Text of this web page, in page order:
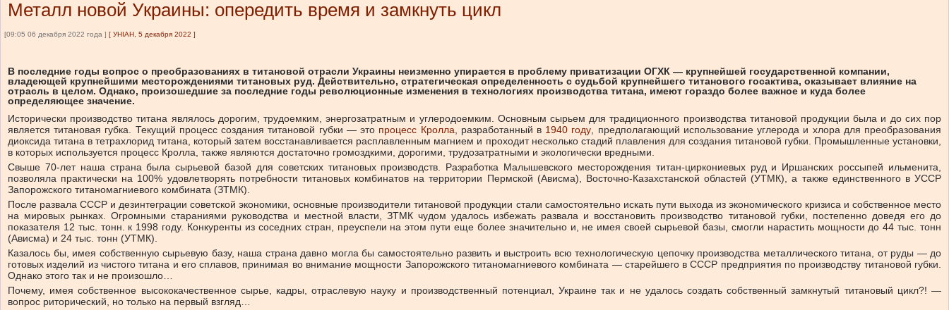
Металл новой Украины: опередить время и замкнуть цикл
[09:05 06 декабря 2022 года ] [ УНІАН, 5 декабря 2022 ]
В последние годы вопрос о преобразованиях в титановой отрасли Украины неизменно упирается в проблему приватизации ОГХК — крупнейшей государственной компании,
владеющей крупнейшими месторождениями титановых руд. Действительно, стратегическая определенность с судьбой крупнейшего титанового госактива, оказывает влияние на
отрасль в целом. Однако, произошедшие за последние годы революционные изменения в технологиях производства титана, имеют гораздо более важное и куда более
определяющее значение.
Исторически производство титана являлось дорогим, трудоемким, энергозатратным и углеродоемким. Основным сырьем для традиционного производства титановой продукции была и до сих пор
является титановая губка. Текущий процесс создания титановой губки — это процесс Кролла , разработанный в 1940 году , предполагающий использование углерода и хлора для преобразования
диоксида титана в тетрахлорид титана, который затем восстанавливается расплавленным магнием и проходит несколько стадий плавления для создания титановой губки. Промышленные установки,
в которых используется процесс Кролла, также являются достаточно громоздкими, дорогими, трудозатратными и экологически вредными.
Свыше 70-лет наша страна была сырьевой базой для советских титановых производств. Разработка Малышевского месторождения титан-циркониевых руд и Иршанских россыпей ильменита,
позволяла практически на 100% удовлетворять потребности титановых комбинатов на территории Пермской (Ависма), Восточно-Казахстанской областей (УТМК), а также единственного в УССР
Запорожского титаномагниевого комбината (ЗТМК).
После развала СССР и дезинтеграции советской экономики, основные производители титановой продукции стали самостоятельно искать пути выхода из экономического кризиса и собственное место
на мировых рынках. Огромными стараниями руководства и местной власти, ЗТМК чудом удалось избежать развала и восстановить производство титановой губки, постепенно доведя его до
показателя 12 тыс. тонн. к 1998 году. Конкуренты из соседних стран, преуспели на этом пути еще более значительно и, не имея своей сырьевой базы, смогли нарастить мощности до 44 тыс. тонн
(Ависма) и 24 тыс. тонн (УТМК).
Казалось бы, имея собственную сырьевую базу, наша страна давно могла бы самостоятельно развить и выстроить всю технологическую цепочку производства металлического титана, от руды — до
готовых изделий из чистого титана и его сплавов, принимая во внимание мощности Запорожского титаномагниевого комбината — старейшего в СССР предприятия по производству титановой губки.
Однако этого так и не произошло…
Почему, имея собственное высококачественное сырье, кадры, отраслевую науку и производственный потенциал, Украине так и не удалось создать собственный замкнутый титановый цикл?! —
вопрос риторический, но только на первый взгляд…